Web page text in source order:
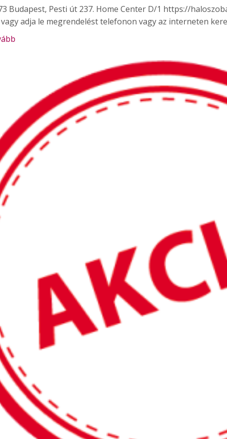
Budapest, Pesti út 237. Home Center D/1 https://
adja le megrendelést telefonon vagy az interneten